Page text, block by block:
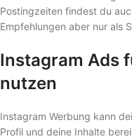
Postingzeiten findest du
Empfehlungen aber nur als
Instagram Ads
nutzen
Instagram Werbung kann
Profil und deine Inhalte